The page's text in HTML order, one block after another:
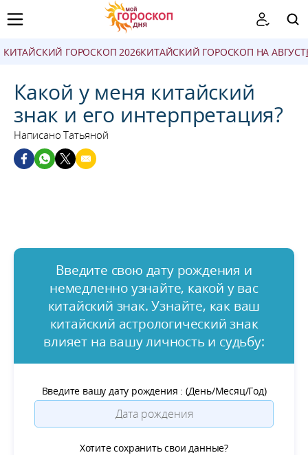
КИТАЙСКИЙ ГОРОСКОП 2026КИТАЙСКИЙ ГОРОСКОП НА АВГУСТ
Какой у меня китайский
знак и его интерпретация?
Написано Татьяной
Введите свою дату рождения и
немедленно узнайте, какой у вас
китайский знак. Узнайте, как ваш
китайский астрологический знак
влияет на вашу личность и судьбу:
Введите вашу дату рождения : (День/Месяц/Год)
Хотите сохранить свои данные?